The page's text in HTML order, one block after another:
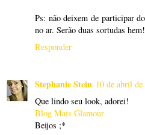
Ps: não deixem de participar
no ar. Serão duas sortudas
Responder
Stephanie Stein 10 de abril
Que lindo seu look, adorei!
Blog Mais Glamour
Beijos ;*